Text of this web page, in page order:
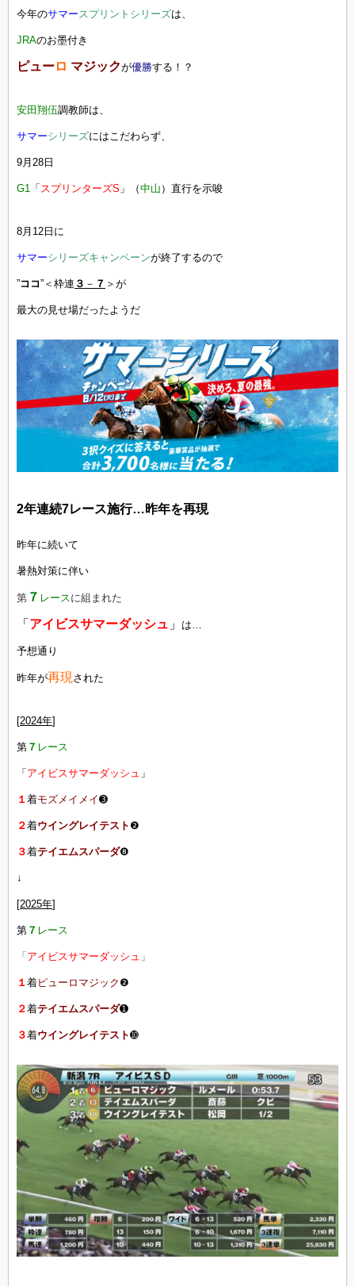
今年のサマー スプリントシリーズは、
JRAのお墨付き
ピューロ マジックが優勝する！？
安田翔伍調教師は、
サマーシリーズにはこだわらず、
9月28日
G1 「 スプリンターズS 」（中山 ）直行を示唆
8月12日に
サマーシリーズキャンペーンが終了するので
”ココ”＜枠連 ３ － ７ ＞が
最大の見せ場だったようだ
2年連続7レース施行…昨年を再現
昨年に続いて
暑熱対策に伴い
第 ７ レース に組まれた
「 アイビスサマーダッシュ 」 は…
予想通り
昨年が再現 された
[2024年]
第 ７ レース
「 アイビスサマーダッシュ 」
１ 着モズメイメイ➌
２着ウイングレイテスト ❷
３着テイエムスパーダ❽
↓
[2025年]
第 ７ レース
「 アイビスサマーダッシュ 」
１ 着ピューロマジック ❷
２着テイエムスパーダ➊
３着ウイングレイテスト➓